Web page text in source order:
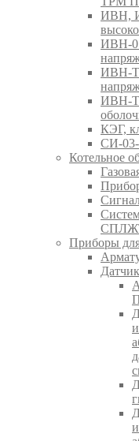
ИВН,
ИВН-
ИВН-
ИВН-
КЭГ,
СИ-
Котельное
Приборы